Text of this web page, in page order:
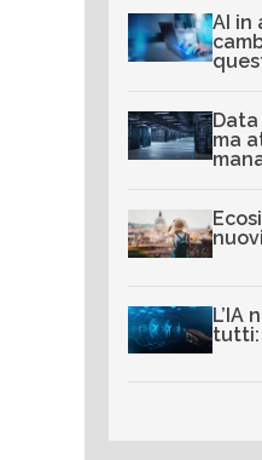
AI in
ma
L’IA
tutti: